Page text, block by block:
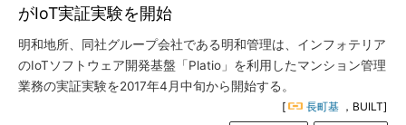
がIoT実証実験を開始
明和地所、同社グループ会社である明和管理は、インフォテリア
のIoTソフトウェア開発基盤「Platio」を利用したマンション管理
業務の実証実験を2017年4月中旬から開始する。
[ 長町基 ，BUILT]